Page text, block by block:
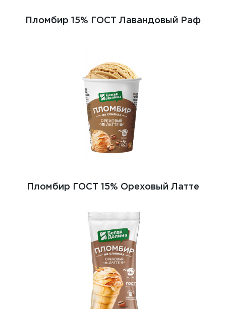
Пломбир 15% ГОСТ Лавандовый Раф
Пломбир ГОСТ 15% Ореховый Латте